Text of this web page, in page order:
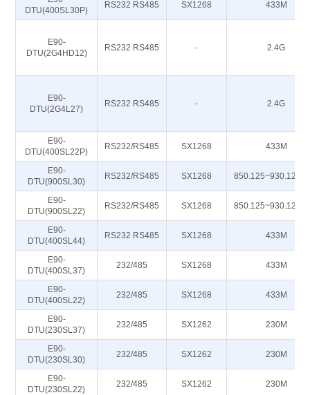
DTU(400SL30P)
RS232 RS485 SX1268 433M
E90-
DTU(2G4HD12)
RS232 RS485 - 2.4G
E90-
DTU(2G4L27)
RS232 RS485 - 2.4G
E90-
DTU(400SL22P)
RS232/RS485 SX1268 433M
E90-
DTU(900SL30)
RS232/RS485 SX1268
E90-
DTU(900SL22)
RS232/RS485 SX1268
E90-
DTU(400SL44)
RS232 RS485 SX1268 433M
E90-
DTU(400SL37)
232/485 SX1268 433M
E90-
DTU(400SL22)
232/485 SX1268 433M
E90-
DTU(230SL37)
232/485 SX1262 230M
E90-
DTU(230SL30)
232/485 SX1262 230M
E90-
DTU(230SL22)
232/485 SX1262 230M